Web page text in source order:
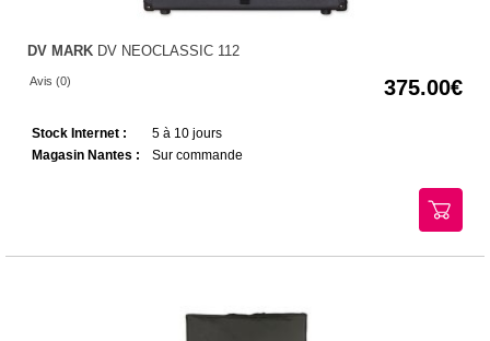
DV MARK DV NEOCLASSIC 112
Avis (0) 375.00
Stock Internet :
5 à 10 jours
Magasin Nantes :
Sur commande